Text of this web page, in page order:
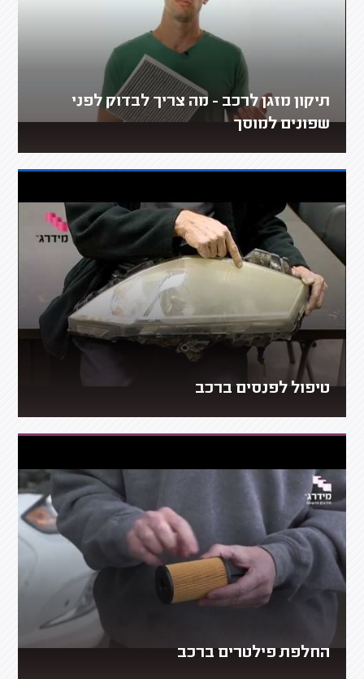
תיקון מזגן לרכב - מה צריך לבדוק לפני
שפונים למוסך
טיפול לפנסים ברכב
החלפת פילטרים ברכב